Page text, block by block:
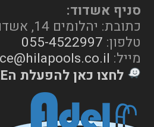
סניף אשדוד:
כתובת: יהלומים 14, אשדוד
טלפון: 055-4522997
מייל:
לחצו כאן להפעלת הWAZE